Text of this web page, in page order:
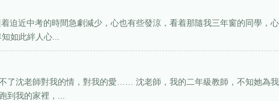
迫近中考的時間急劇減少，心也有些發涼，看着那隨我三年窗的同學，
如此絆人心...
了沈老師對我的情，對我的愛…… 沈老師，我的二年級教師，不知她為
到我的家裡，...